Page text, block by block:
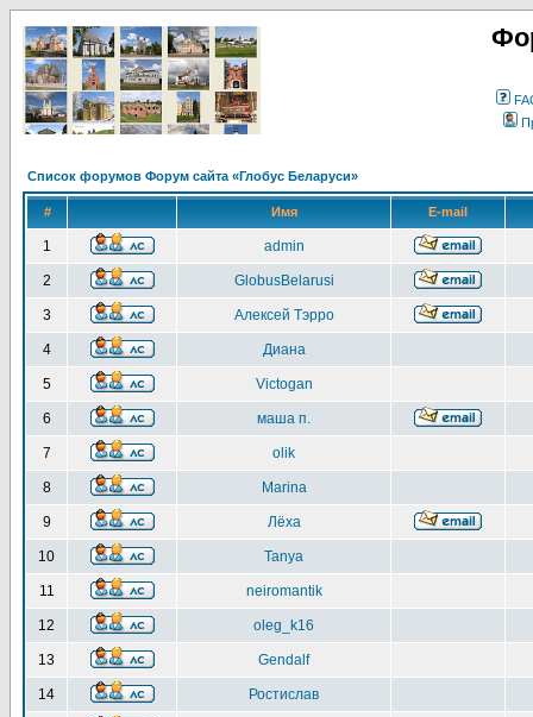
Список форумов Форум сайта «Глобус Беларуси»
# Имя E-mail
1 admin
2 GlobusBelarusi
3 Алексей Тэрро
4 Диана
5 Victogan
6 маша п.
7 olik
8 Marina
9 Лёха
10 Tanya
11 neiromantik
12 oleg_k16
13 Gendalf
14 Ростислав